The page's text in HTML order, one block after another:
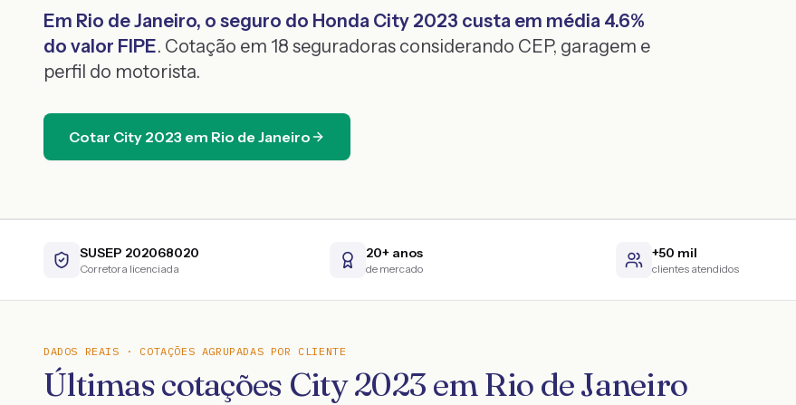
Em Rio de Janeiro, o seguro do Honda City 2023 custa em média 4.6%
do valor FIPE. Cotação em 18 seguradoras considerando CEP, garagem e
perfil do motorista.
Cotar City 2023 em Rio de Janeiro
SUSEP 202068020
Corretora licenciada
20+ anos
de mercado
+50 mil
clientes atendidos
DADOS REAIS · COTAÇÕES AGRUPADAS POR CLIENTE
Últimas cotações City 2023 em Rio de Janeiro